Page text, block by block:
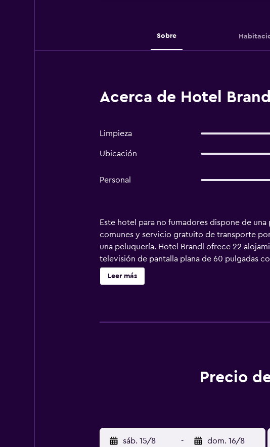
Sobre
Acerca de Hotel
Limpieza
Ubicación
Personal
Este hotel para no fumadores dispone de
comunes y servicio gratuito de transporte
una peluquería. Hotel Brandl ofrece 22
televisión de pantalla plana de 60 pulgadas
ofrece acceso a Internet wifi gratis. Se
servicios de ocio y esparcimiento en este
Leer más
Precio
sáb. 15/8 - dom. 16/8